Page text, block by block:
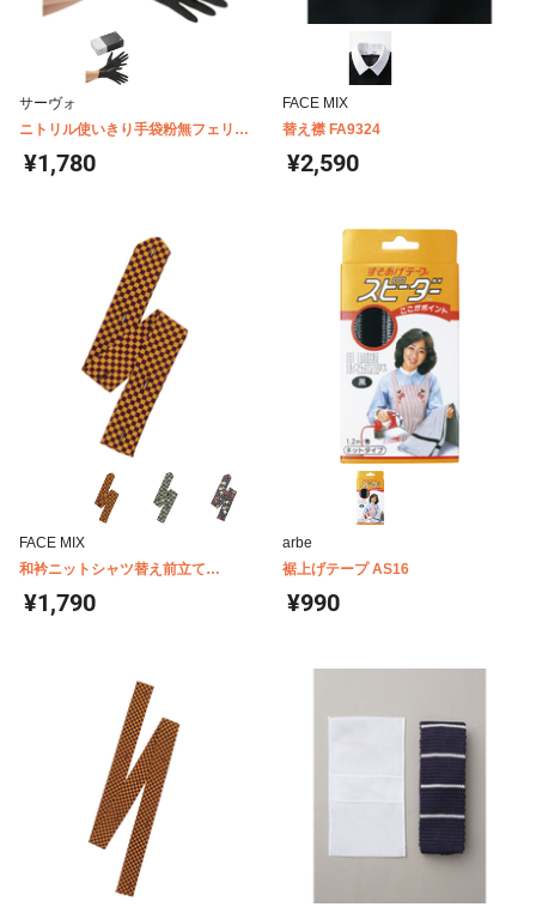
サーヴォ
ニトリル使いきり手袋粉無フェリチ
ェ100枚 2066
¥1,780
FACE MIX
替え襟 FA9324
¥2,590
FACE MIX
和衿ニットシャツ替え前立て
FA9320
¥1,790
arbe
裾上げテープ AS16
¥990